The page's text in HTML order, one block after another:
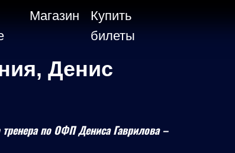
Магазин
Купить
билеты
Денис
по ОФП Дениса Гаврилова –